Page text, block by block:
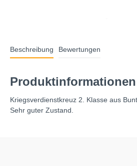
Beschreibung Bewertungen
Kriegsverdienstkreuz 2. Klasse aus
Sehr guter Zustand.